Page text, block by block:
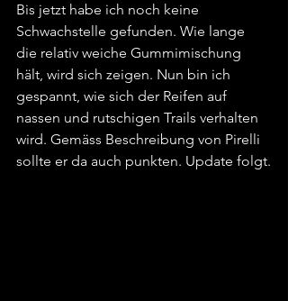
Bis jetzt habe ich noch keine
Schwachstelle gefunden. Wie lange
die relativ weiche Gummimischung
hält, wird sich zeigen. Nun bin ich
gespannt, wie sich der Reifen auf
nassen und rutschigen Trails verhalten
wird. Gemäss Beschreibung von Pirelli
sollte er da auch punkten. Update folgt.